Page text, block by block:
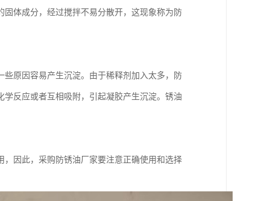
体成分，经过搅拌不易分散开，这现象称为防
原因容易产生沉淀。由于稀释剂加入太多，防
反应或者互相吸附，引起凝胶产生沉淀。锈油
因此，采购防锈油厂家要注意正确使用和选择